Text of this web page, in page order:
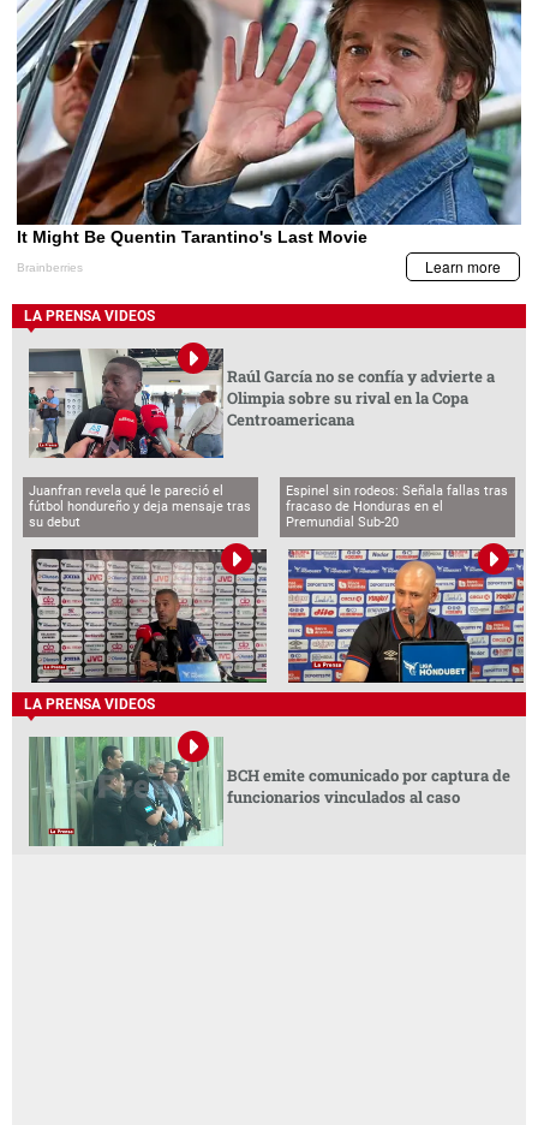
LA PRENSA VIDEOS
Raúl García no se confía y advierte a
Olimpia sobre su rival en la Copa
Centroamericana
Juanfran revela qué le pareció el
fútbol hondureño y deja mensaje tras
su debut
Espinel sin rodeos: Señala fallas tras
fracaso de Honduras en el
Premundial Sub-20
LA PRENSA VIDEOS
BCH emite comunicado por captura de
funcionarios vinculados al caso